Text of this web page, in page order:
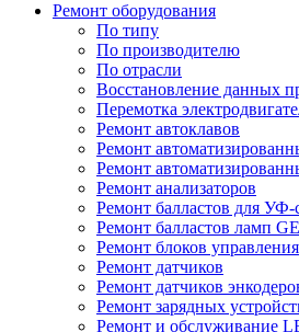
Ремонт оборудования
По типу
По производителю
По отрасли
Восстановление данных
Перемотка
Ремонт автоклавов
Ремонт
Ремонт
Ремонт анализаторов
Ремонт балластов для
Ремонт балластов ламп
Ремонт блоков управления
Ремонт датчиков
Ремонт датчиков
Ремонт зарядных
Ремонт и обслуживание